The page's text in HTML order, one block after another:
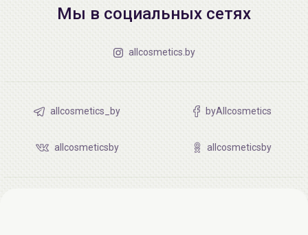
Мы в социальных сетях
allcosmetics.by
allcosmetics_by byAllcosmetics
allcosmeticsby allcosmeticsby